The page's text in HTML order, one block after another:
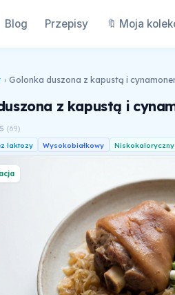
Blog Przepisy 🔖 Moja
› Golonka duszona z kapustą i
z kapustą i
(69)
laktozy Wysokobiałkowy Niskokaloryczny